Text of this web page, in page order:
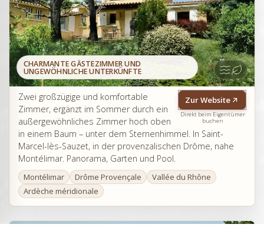
CHARMANTE GÄSTEZIMMER UND
UNGEWÖHNLICHE UNTERKÜNFTE
Zur Website
Direkt beim Eigentümer
buchen
Zwei großzügige und komfortable
Zimmer, ergänzt im Sommer durch ein
außergewöhnliches Zimmer hoch oben
in einem Baum – unter dem Sternenhimmel. In Saint-
Marcel-lès-Sauzet, in der provenzalischen Drôme, nahe
Montélimar. Panorama, Garten und Pool.
Montélimar Drôme Provençale
Vallée du Rhône
Ardèche méridionale